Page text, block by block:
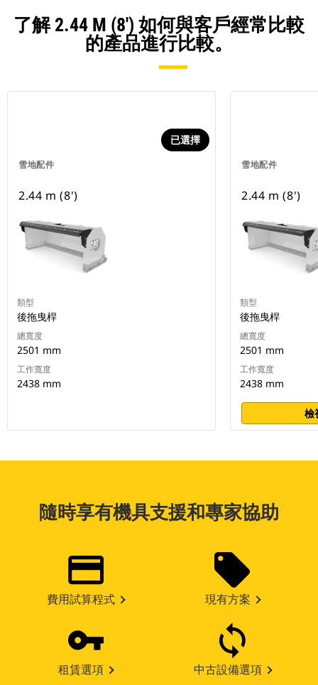
了解 2.44 M (8') 如何與客戶經常比較
的產品進行比較。
雪地配件
已選擇
2.44 m (8')
類型
後拖曳桿
總寬度
2501 mm
工作寬度
2438 mm
雪地配件
2.44 m (8')
類型
後拖曳桿
總寬度
2501 mm
工作寬度
2438 mm
檢
隨時享有機具支援和專家協助
費用試算程式 現有方案
租賃選項 中古設備選項